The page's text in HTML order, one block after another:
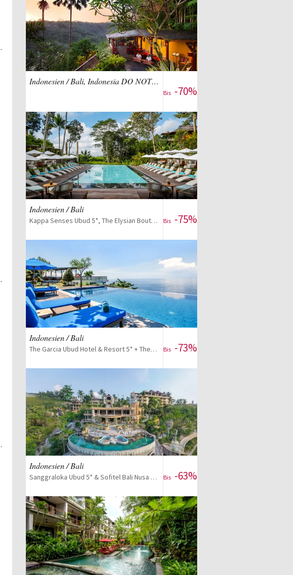
Zum Reise-Deal
Indonesien / Bali, Indonesia DO NOT USE
Bis -70%
Für das Angebot anmelden
Zum Reise-Deal
Indonesien / Bali
Kappa Senses Ubud 5*, The Elysian Boutique 5* und optional Seven Secret 5* Bis -75%
Zum Reise-Deal
Indonesien / Bali
The Garcia Ubud Hotel & Resort 5* + The Stones Hotel 5* & optional The Angkal Penida 4* Bis -73%
Zum Reise-Deal
Indonesien / Bali
Sanggraloka Ubud 5* & Sofitel Bali Nusa Dua Beach Resort 5* und optional Gili Trawangan Bis -63%
Zum Reise-Deal